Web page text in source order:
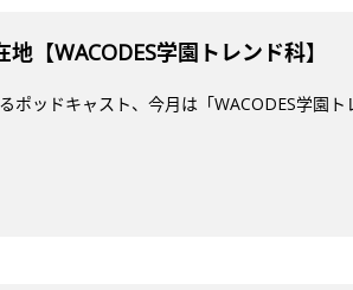
【WACODES学園トレンド科】
ポッドキャスト、今月は「WACODES学園